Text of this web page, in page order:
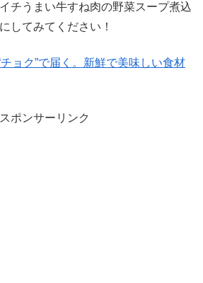
チうまい牛すね肉の野菜スープ煮込
してみてください！
ョク”で届く。新鮮で美味しい食材
スポンサーリンク